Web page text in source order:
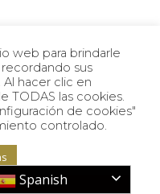
web para brindarle
sus
hacer clic en
TODAS las cookies.
de cookies"
controlado.
Spanish